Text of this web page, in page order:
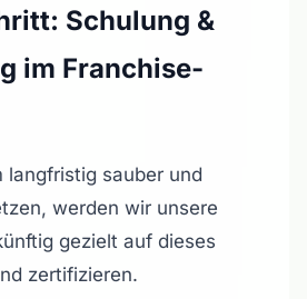
Schulung &
im Franchise-
langfristig sauber und
werden wir unsere
gezielt auf dieses
zertifizieren.